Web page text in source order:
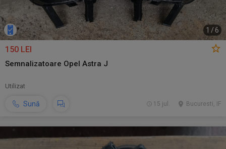
1 /6
150 LEI
Semnalizatoare Opel Astra J
Utilizat
Sună Bucuresti, IF
15 jul.